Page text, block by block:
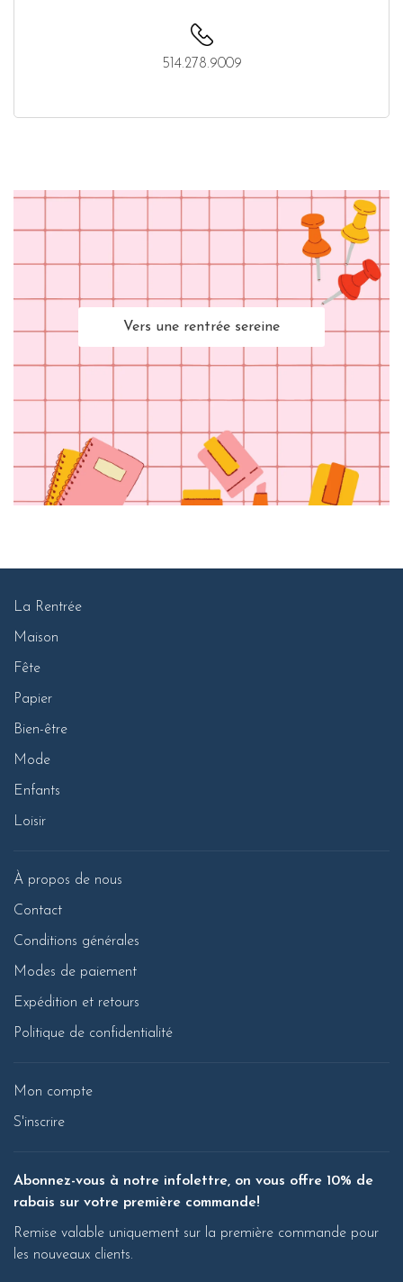
514.278.9009
Vers une rentrée sereine
La Rentrée
Maison
Fête
Papier
Bien-être
Mode
Enfants
Loisir
À propos de nous
Contact
Conditions générales
Modes de paiement
Expédition et retours
Politique de confidentialité
Mon compte
S'inscrire
Abonnez-vous à notre infolettre, on vous offre 10% de
rabais sur votre première commande!
Remise valable uniquement sur la première commande pour
les nouveaux clients.